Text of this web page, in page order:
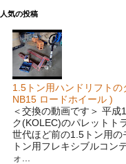
人気の投稿
1.5トン用ハンドリフト
NB15 ロードホイール )
＜交換の動画です＞ 平
ク(KOLEC)のパレットト
世代ほど前の1.5トン用の
トン用フレキシブルコン
ォ...